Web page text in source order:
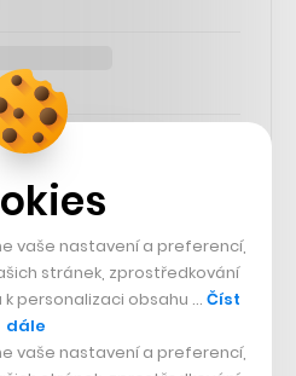
vaše nastavení a preferencí,
stránek, zprostředkování
personalizaci obsahu … Číst
dále
vaše nastavení a preferencí,